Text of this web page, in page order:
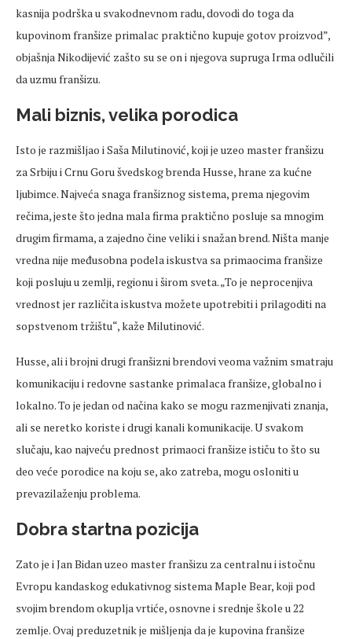
kasnija podrška u svakodnevnom radu, dovodi do toga da
kupovinom franšize primalac praktično kupuje gotov proizvod”,
objašnja Nikodijević zašto su se on i njegova supruga Irma odlučili
da uzmu franšizu.
Mali biznis, velika porodica
Isto je razmišljao i Saša Milutinović, koji je uzeo master franšizu
za Srbiju i Crnu Goru švedskog brenda Husse, hrane za kućne
ljubimce. Najveća snaga franšiznog sistema, prema njegovim
rečima, jeste što jedna mala firma praktično posluje sa mnogim
drugim firmama, a zajedno čine veliki i snažan brend. Ništa manje
vredna nije međusobna podela iskustva sa primaocima franšize
koji posluju u zemlji, regionu i širom sveta. „To je neprocenjiva
vrednost jer različita iskustva možete upotrebiti i prilagoditi na
sopstvenom tržištu“, kaže Milutinović.
Husse, ali i brojni drugi franšizni brendovi veoma važnim smatraju
komunikaciju i redovne sastanke primalaca franšize, globalno i
lokalno. To je jedan od načina kako se mogu razmenjivati znanja,
ali se neretko koriste i drugi kanali komunikacije. U svakom
slučaju, kao najveću prednost primaoci franšize ističu to što su
deo veće porodice na koju se, ako zatreba, mogu osloniti u
prevazilaženju problema.
Dobra startna pozicija
Zato je i Jan Bidan uzeo master franšizu za centralnu i istočnu
Evropu kandaskog edukativnog sistema Maple Bear, koji pod
svojim brendom okuplja vrtiće, osnovne i srednje škole u 22
zemlje. Ovaj preduzetnik je mišljenja da je kupovina franšize